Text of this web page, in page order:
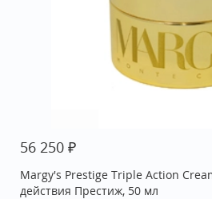
56 250 ₽
Margy's Prestige Triple Action
действия Престиж, 50 мл